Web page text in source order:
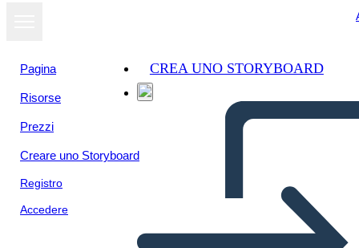
Pagina
Risorse
Prezzi
Creare uno Storyboard
Registro
Accedere
CREA UNO STORYBOARD
Visualizza
come